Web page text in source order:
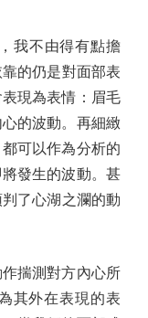
不由得有點擔
的仍是對面部表
現為表情：眉毛
的波動。再細緻
可以作為分析的
發生的波動。甚
了心湖之瀾的動
揣測對方內心所
其外在表現的表